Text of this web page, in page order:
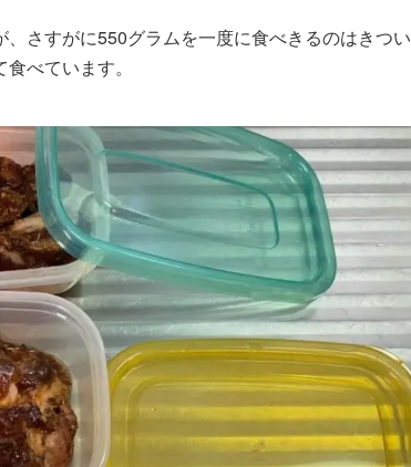
さすがに550グラムを一度に食べきるのはきつい
べています。